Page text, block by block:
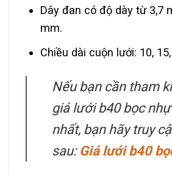
Dây đan có độ dày từ 3,7
mm.
Chiều dài cuộn lưới: 10,
Nếu bạn cần tham
giá lưới b40 bọc
nhất, bạn hãy truy
sau: Giá lưới b40